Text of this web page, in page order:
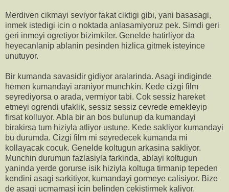
Merdiven cikmayi seviyor fakat ciktigi gibi, yani basasagi,
inmek istedigi icin o noktada anlasamiyoruz pek. Simdi geri
geri inmeyi ogretiyor bizimkiler. Genelde hatirliyor da
heyecanlanip ablanin pesinden hizlica gitmek isteyince
unutuyor.
Bir kumanda savasidir gidiyor aralarinda. Asagi indiginde
hemen kumandayi araniyor munchkin. Kede cizgi film
seyrediyorsa o arada, vermiyor tabi. Cok sessiz hareket
etmeyi ogrendi ufaklik, sessiz sessiz cevrede emekleyip
firsat kolluyor. Abla bir an bos bulunup da kumandayi
birakirsa tum hiziyla atliyor ustune. Kede sakliyor kumandayi
bu durumda. Cizgi film mi seyredecek kumanda mi
kollayacak cocuk. Genelde koltugun arkasina sakliyor.
Munchin durumun fazlasiyla farkinda, ablayi koltugun
yaninda yerde gorurse isik hiziyla koltuga tirmanip tepeden
kendini asagi sarkitiyor, kumandayi gormeye calisiyor. Bize
de asagi ucmamasi icin belinden cekistirmek kaliyor.